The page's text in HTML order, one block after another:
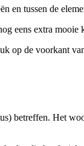
en tussen de
eens extra
op de voorkant
betreffen. Het